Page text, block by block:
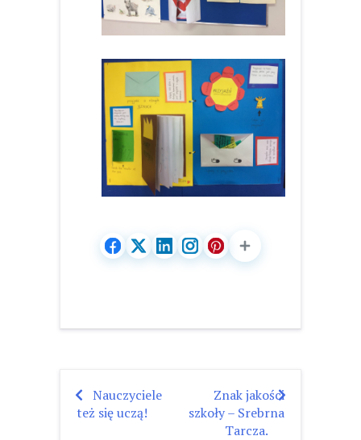
Nawigacja
Nauczyciele
też się uczą!
Znak jakości
szkoły – Srebrna
Tarcza.